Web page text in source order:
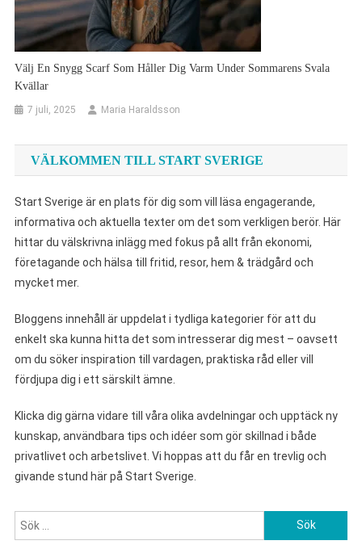
Välj En Snygg Scarf Som Håller Dig Varm Under Sommarens Svala
Kvällar
7 juli, 2025 Maria Haraldsson
VÄLKOMMEN TILL START SVERIGE
Start Sverige är en plats för dig som vill läsa engagerande,
informativa och aktuella texter om det som verkligen berör. Här
hittar du välskrivna inlägg med fokus på allt från ekonomi,
företagande och hälsa till fritid, resor, hem & trädgård och
mycket mer.
Bloggens innehåll är uppdelat i tydliga kategorier för att du
enkelt ska kunna hitta det som intresserar dig mest – oavsett
om du söker inspiration till vardagen, praktiska råd eller vill
fördjupa dig i ett särskilt ämne.
Klicka dig gärna vidare till våra olika avdelningar och upptäck ny
kunskap, användbara tips och idéer som gör skillnad i både
privatlivet och arbetslivet. Vi hoppas att du får en trevlig och
givande stund här på Start Sverige.
efter: